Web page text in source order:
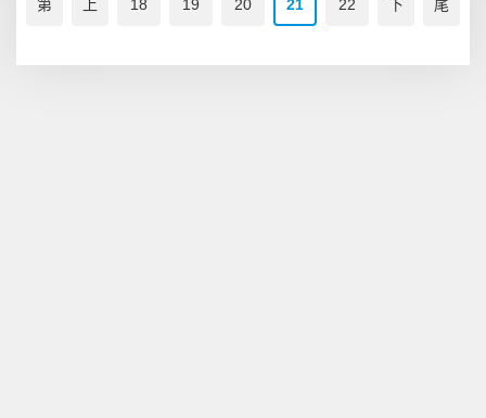
第 上 18 19 20 21 22 下 尾